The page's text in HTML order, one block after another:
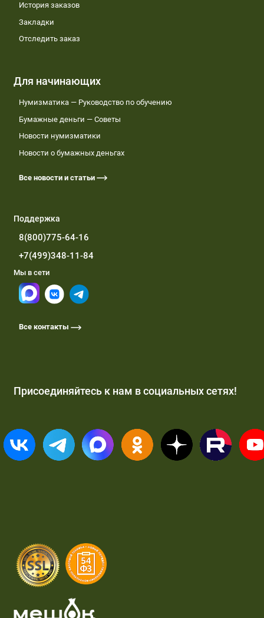
История заказов
Закладки
Отследить заказ
Для начинающих
Нумизматика — Руководство по обучению
Бумажные деньги — Советы
Новости нумизматики
Новости о бумажных деньгах
Все новости и статьи
Поддержка
8(800)775-64-16
+7(499)348-11-84
Мы в сети
Все контакты
Присоединяйтесь к нам в социальных сетях!